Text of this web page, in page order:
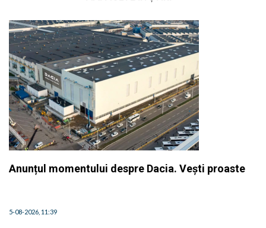
Anunțul momentului despre Dacia. Vești proaste
5-08-2026, 11:39